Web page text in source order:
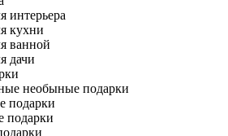
интерьера
кухни
ванной
дачи
необыные подарки
подарки
подарки